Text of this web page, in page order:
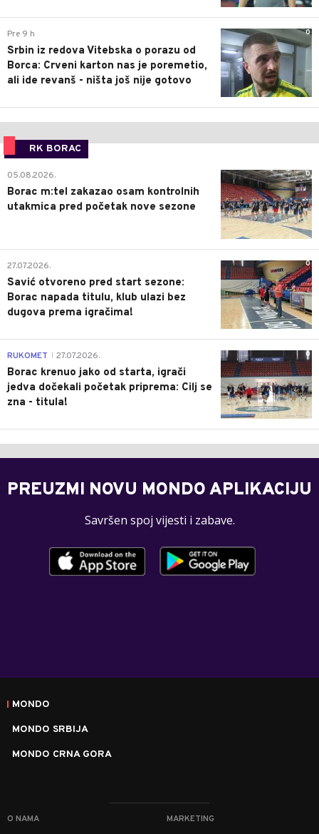
0
Pre 9 h
Srbin iz redova Vitebska o porazu od
Borca: Crveni karton nas je poremetio,
ali ide revanš - ništa još nije gotovo
RK BORAC
0
05.08.2026.
Borac m:tel zakazao osam kontrolnih
utakmica pred početak nove sezone
0
27.07.2026.
Savić otvoreno pred start sezone:
Borac napada titulu, klub ulazi bez
dugova prema igračima!
0
RUKOMET 27.07.2026.
Borac krenuo jako od starta, igrači
jedva dočekali početak priprema: Cilj se
zna - titula!
PREUZMI NOVU MONDO APLIKACIJU
Savršen spoj vijesti i zabave.
MONDO
MONDO SRBIJA
MONDO CRNA GORA
O NAMA MARKETING